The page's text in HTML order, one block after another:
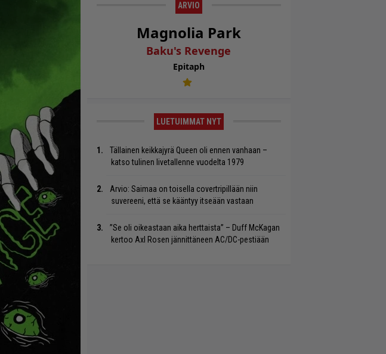
ARVIO
Magnolia Park
Baku's Revenge
Epitaph
LUETUIMMAT NYT
Tällainen keikkajyrä Queen oli ennen vanhaan –
katso tulinen livetallenne vuodelta 1979
Arvio: Saimaa on toisella covertripillään niin
suvereeni, että se kääntyy itseään vastaan
”Se oli oikeastaan aika herttaista” – Duff McKagan
kertoo Axl Rosen jännittäneen AC/DC-pestiään